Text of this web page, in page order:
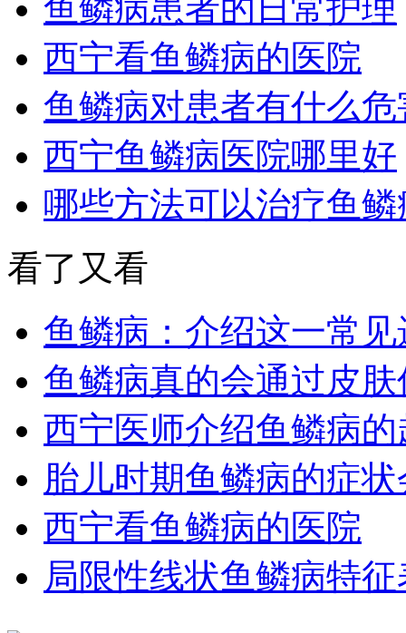
鱼鳞病患者的日常护理
西宁看鱼鳞病的医院
鱼鳞病对患者有什么危
西宁鱼鳞病医院哪里好
哪些方法可以治疗鱼鳞
看了又看
鱼鳞病：介绍这一常
鱼鳞病真的会通过皮
西宁医师介绍鱼鳞病的
胎儿时期鱼鳞病的症
西宁看鱼鳞病的医院
局限性线状鱼鳞病特